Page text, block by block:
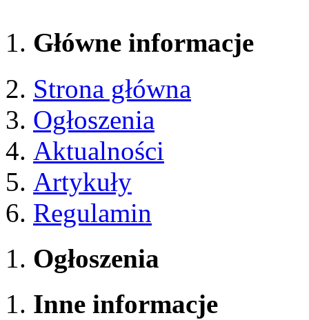
Główne informacje
Strona główna
Ogłoszenia
Aktualności
Artykuły
Regulamin
Ogłoszenia
Inne informacje